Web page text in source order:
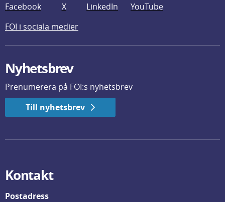
Facebook X LinkedIn
YouTube
FOI i sociala medier
Nyhetsbrev
Prenumerera på FOI:s nyhetsbrev
Till nyhetsbrev
Kontakt
Postadress